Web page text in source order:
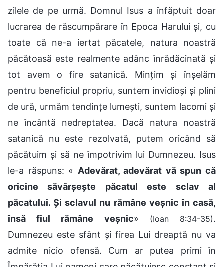
zilele de pe urmă. Domnul Isus a înfăptuit doar
lucrarea de răscumpărare în Epoca Harului și, cu
toate că ne-a iertat păcatele, natura noastră
păcătoasă este realmente adânc înrădăcinată și
tot avem o fire satanică. Mințim și înșelăm
pentru beneficiul propriu, suntem invidioși și plini
de ură, urmăm tendințe lumești, suntem lacomi și
ne încântă nedreptatea. Dacă natura noastră
satanică nu este rezolvată, putem oricând să
păcătuim și să ne împotrivim lui Dumnezeu. Isus
le-a răspuns: « Adevărat, adevărat vă spun că
oricine săvârşeşte păcatul este sclav al
păcatului. Şi sclavul nu rămâne veşnic în casă,
însă fiul rămâne veşnic» (Ioan 8:34-35).
Dumnezeu este sfânt și firea Lui dreaptă nu va
admite nicio ofensă. Cum ar putea primi în